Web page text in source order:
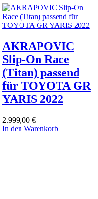
AKRAPOVIC
Slip-On Race
(Titan) passend
für TOYOTA GR
YARIS 2022
2.999,00 €
In den Warenkorb